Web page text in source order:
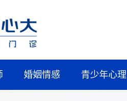
婚姻情感 青少年心理